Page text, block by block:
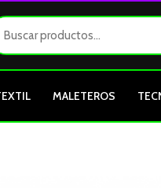
MALETEROS